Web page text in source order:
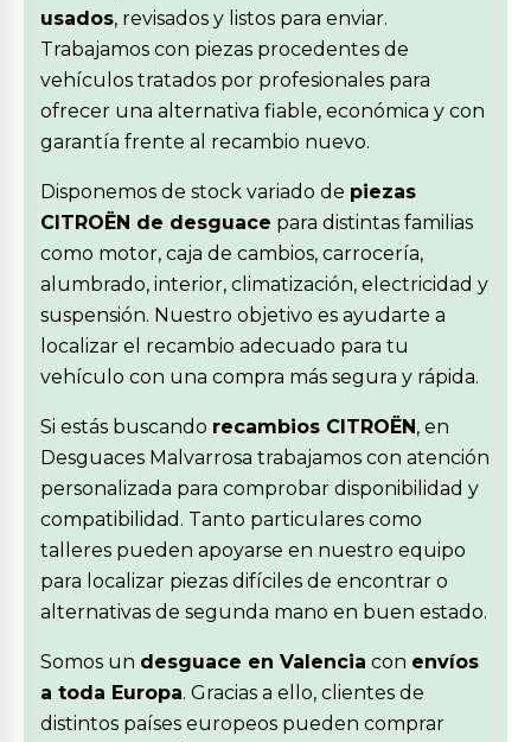
usados, revisados y listos para enviar.
Trabajamos con piezas procedentes de
vehículos tratados por profesionales para
ofrecer una alternativa fiable, económica y con
garantía frente al recambio nuevo.
Disponemos de stock variado de piezas
CITROËN de desguace para distintas familias
como motor, caja de cambios, carrocería,
alumbrado, interior, climatización, electricidad y
suspensión. Nuestro objetivo es ayudarte a
localizar el recambio adecuado para tu
vehículo con una compra más segura y rápida.
Si estás buscando recambios CITROËN, en
Desguaces Malvarrosa trabajamos con atención
personalizada para comprobar disponibilidad y
compatibilidad. Tanto particulares como
talleres pueden apoyarse en nuestro equipo
para localizar piezas difíciles de encontrar o
alternativas de segunda mano en buen estado.
Somos un desguace en Valencia con envíos
a toda Europa. Gracias a ello, clientes de
distintos países europeos pueden comprar